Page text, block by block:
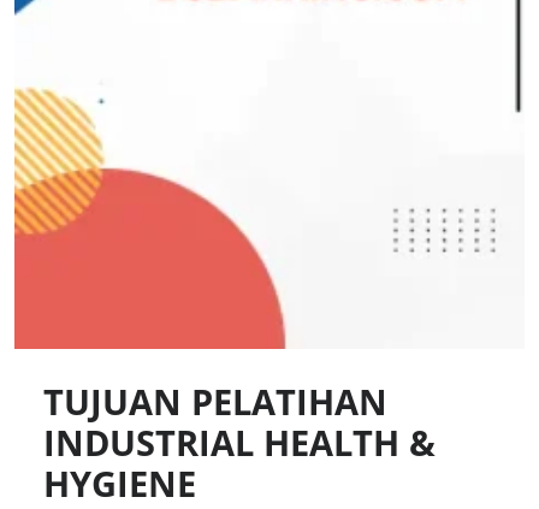
TUJUAN PELATIHAN
INDUSTRIAL HEALTH &
HYGIENE